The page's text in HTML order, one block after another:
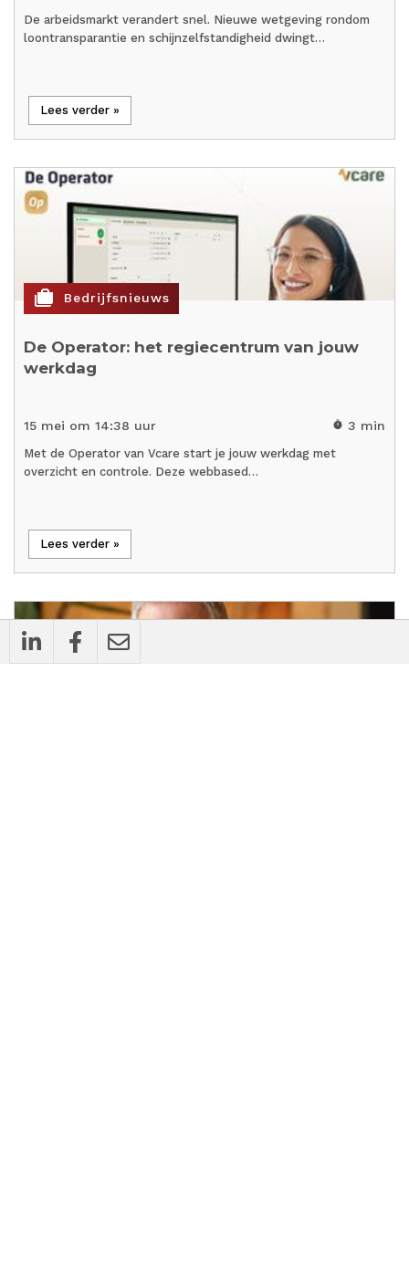
De arbeidsmarkt verandert snel. Nieuwe wetgeving rondom
loontransparantie en schijnzelfstandigheid dwingt…
Lees verder »
cases Bedrijfsnieuws
De Operator: het regiecentrum van jouw
werkdag
15 mei om 14:38 uur timer 3 min
Met de Operator van Vcare start je jouw werkdag met
overzicht en controle. Deze webbased…
Lees verder »